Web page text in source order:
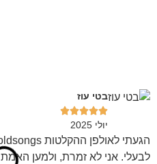
בטי עוז





יולי 2025
לבעלי. אני לא זמרת, ולמען